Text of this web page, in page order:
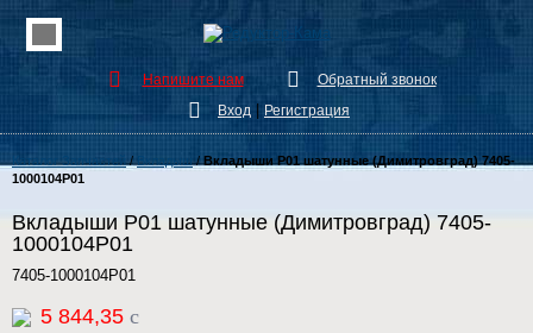
Напишите нам
Обратный звонок
Вход
Регистрация
Каталог Запчастей/Вкладыш/Вкладыши Р01 шатунные (Димитровград) 7405-
1000104Р01
Вкладыши Р01 шатунные (Димитровград) 7405-
1000104Р01
7405-1000104Р01
5 844,35 c